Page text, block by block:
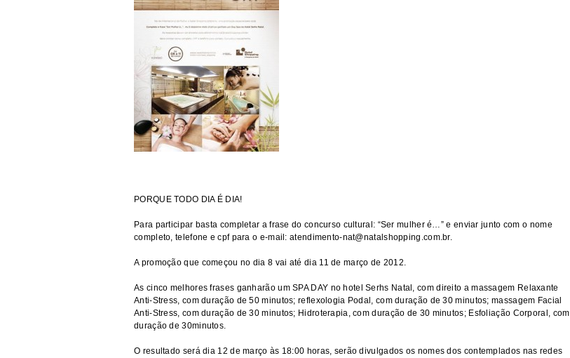
PORQUE TODO DIA É DIA!
Para participar basta completar a frase do concurso cultural: “Ser mulher é…” e enviar junto com o nome
completo, telefone e cpf para o e-mail: atendimento-nat@natalshopping.com.br.
A promoção que começou no dia 8 vai até dia 11 de março de 2012.
As cinco melhores frases ganharão um SPA DAY no hotel Serhs Natal, com direito a massagem Relaxante
Anti-Stress, com duração de 50 minutos; reflexologia Podal, com duração de 30 minutos; massagem Facial
Anti-Stress, com duração de 30 minutos; Hidroterapia, com duração de 30 minutos; Esfoliação Corporal, com
duração de 30minutos.
O resultado será dia 12 de março às 18:00 horas, serão divulgados os nomes dos contemplados nas redes